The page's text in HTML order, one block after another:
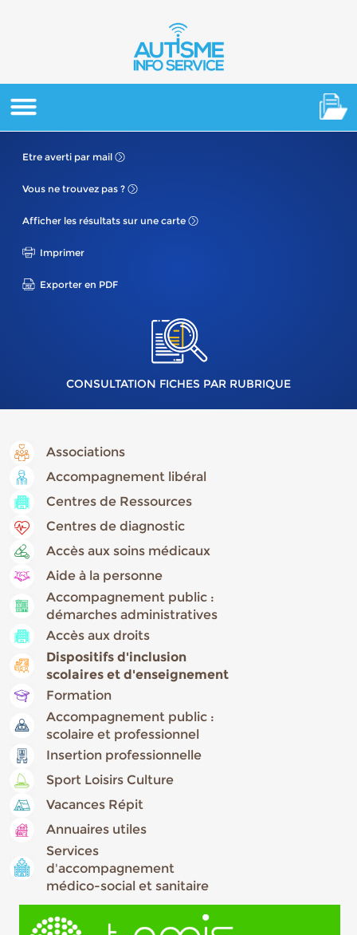
Etre averti par mail
Vous ne trouvez pas ?
Afficher les résultats sur une carte
Imprimer
Exporter en PDF
CONSULTATION FICHES PAR RUBRIQUE
Associations
Accompagnement libéral
Centres de Ressources
Centres de diagnostic
Accès aux soins médicaux
Aide à la personne
Accompagnement public :
démarches administratives
Accès aux droits
Dispositifs d'inclusion
scolaires et d'enseignement
Formation
Accompagnement public :
scolaire et professionnel
Insertion professionnelle
Sport Loisirs Culture
Vacances Répit
Annuaires utiles
Services
d'accompagnement
médico-social et sanitaire